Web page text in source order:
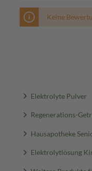
Keine
Elektrolyte Pulver
Regenerations-
Hausapotheke
Elektrolytlösung